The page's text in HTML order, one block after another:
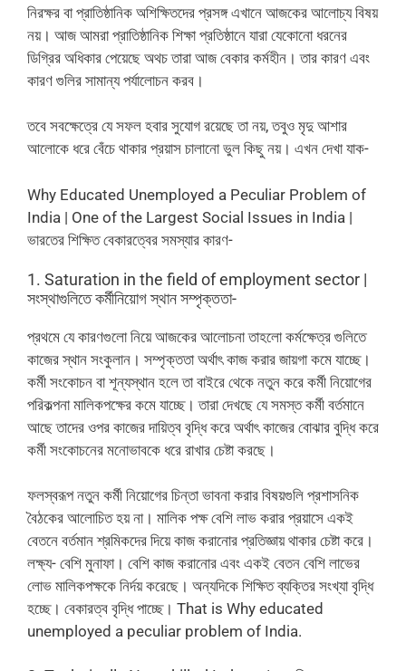
নিরক্ষর বা প্রাতিষ্ঠানিক অশিক্ষিতদের প্রসঙ্গ এখানে আজকের আলোচ্য বিষয়
নয়। আজ আমরা প্রাতিষ্ঠানিক শিক্ষা প্রতিষ্ঠানে যারা যেকোনো ধরনের
ডিগ্রির অধিকার পেয়েছে অথচ তারা আজ বেকার কর্মহীন। তার কারণ এবং
কারণ গুলির সামান্য পর্যালোচন করব।
তবে সবক্ষেত্রে যে সফল হবার সুযোগ রয়েছে তা নয়, তবুও মৃদু আশার
আলোকে ধরে বেঁচে থাকার প্রয়াস চালানো ভুল কিছু নয়। এখন দেখা যাক-
Why Educated Unemployed a Peculiar Problem of
India | One of the Largest Social Issues in India |
ভারতের শিক্ষিত বেকারত্বের সমস্যার কারণ-
1. Saturation in the field of employment sector |
সংস্থাগুলিতে কর্মীনিয়োগ স্থান সম্পৃক্ততা-
প্রথমে যে কারণগুলো নিয়ে আজকের আলোচনা তাহলো কর্মক্ষেত্র গুলিতে
কাজের স্থান সংকুলান। সম্পৃক্ততা অর্থাৎ কাজ করার জায়গা কমে যাচ্ছে।
কর্মী সংকোচন বা শূন্যস্থান হলে তা বাইরে থেকে নতুন করে কর্মী নিয়োগের
পরিকল্পনা মালিকপক্ষের কমে যাচ্ছে। তারা দেখছে যে সমস্ত কর্মী বর্তমানে
আছে তাদের ওপর কাজের দায়িত্ব বৃদ্ধি করে অর্থাৎ কাজের বোঝার বুদ্ধি করে
কর্মী সংকোচনের মনোভাবকে ধরে রাখার চেষ্টা করছে।
ফলস্বরূপ নতুন কর্মী নিয়োগের চিন্তা ভাবনা করার বিষয়গুলি প্রশাসনিক
বৈঠকের আলোচিত হয় না। মালিক পক্ষ বেশি লাভ করার প্রয়াসে একই
বেতনে বর্তমান শ্রমিকদের দিয়ে কাজ করানোর প্রতিজ্ঞায় থাকার চেষ্টা করে।
লক্ষ্য- বেশি মুনাফা। বেশি কাজ করানোর এবং একই বেতন বেশি লাভের
লোভ মালিকপক্ষকে নির্দয় করেছে। অন্যদিকে শিক্ষিত ব্যক্তির সংখ্যা বৃদ্ধি
হচ্ছে। বেকারত্ব বৃদ্ধি পাচ্ছে। That is Why educated
unemployed a peculiar problem of India.